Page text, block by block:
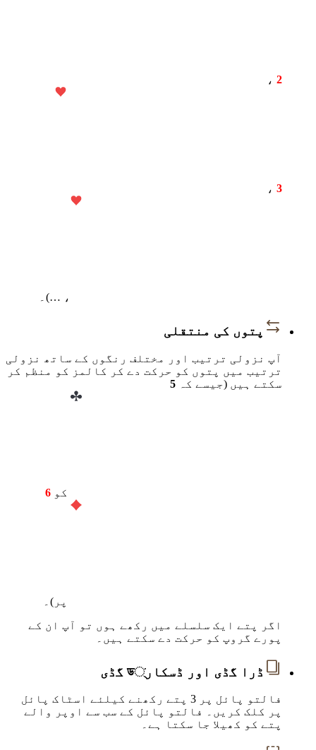
، 2
، 3
، …)۔
پتوں کی منتقلی
آپ نزولی ترتیب اور مختلف رنگوں کے ساتھ نزولی
ترتیب میں پتوں کو حرکت دے کر کالمز کو منظم کر
سکتے ہیں (جیسے کہ 5
کو 6
پر)۔
اگر پتے ایک سلسلے میں رکھے ہوں تو آپ ان کے
پورے گروپ کو حرکت دے سکتے ہیں۔
ڈرا گڈی اور ڈسکار্ড گڈی
فالتو پائل پر 3 پتے رکھنے کیلئے اسٹاک پائل
پر کلک کریں۔ فالتو پائل کے سب سے اوپر والے
پتے کو کھیلا جا سکتا ہے۔